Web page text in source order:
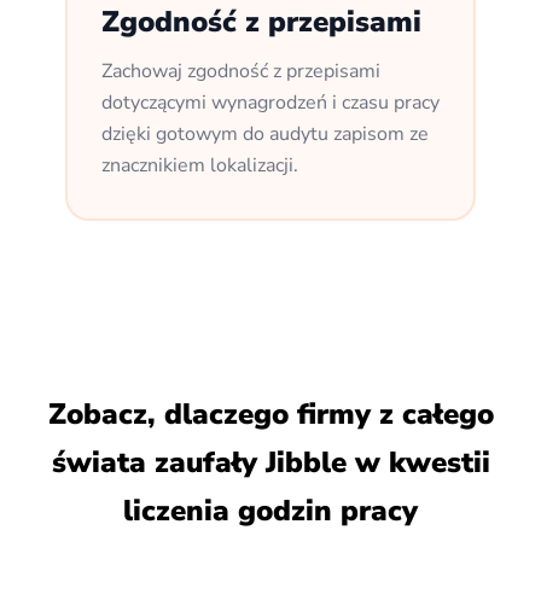
Zgodność z przepisami
Zachowaj zgodność z przepisami
dotyczącymi wynagrodzeń i czasu pracy
dzięki gotowym do audytu zapisom ze
znacznikiem lokalizacji.
Zobacz, dlaczego firmy z całego
świata zaufały Jibble w kwestii
liczenia godzin pracy